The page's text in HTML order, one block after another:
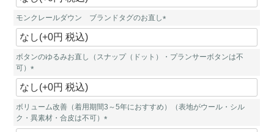
須
モンクレールダウン ブランドタグのお直し
(
ボタンのゆるみお直し（スナップ（ドット）・プランサーボタンは不
可）
(
必
)
ボリューム改善（着用期間3～5年におすすめ）（表地がウール・シル
ク・異素材・合皮は不可）